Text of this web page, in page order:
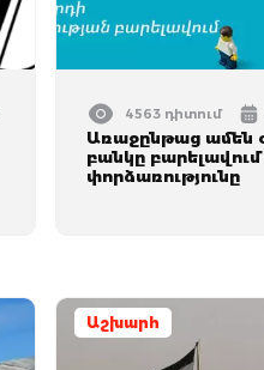
4563 դիտում
Առաջընթաց ամեն
բանկը
փորձառությունը
Աշխարհ